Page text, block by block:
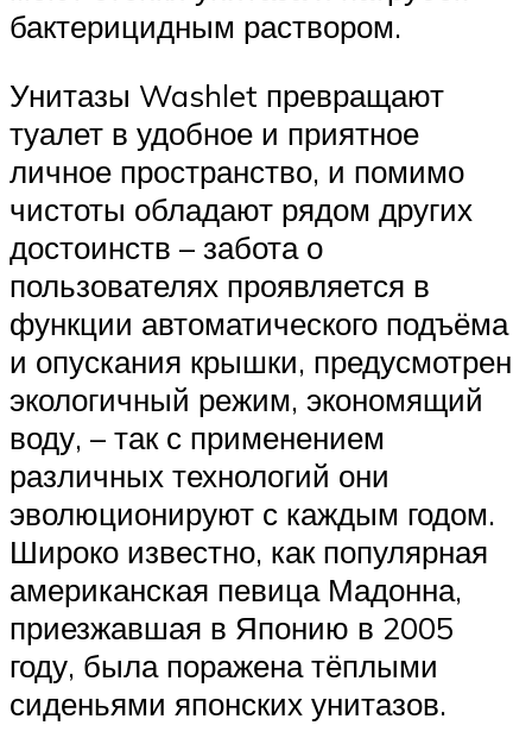
бактерицидным раствором.
Унитазы Washlet превращают
туалет в удобное и приятное
личное пространство, и помимо
чистоты обладают рядом других
достоинств – забота о
пользователях проявляется в
функции автоматического подъёма
и опускания крышки, предусмотрен
экологичный режим, экономящий
воду, – так с применением
различных технологий они
эволюционируют с каждым годом.
Широко известно, как популярная
американская певица Мадонна,
приезжавшая в Японию в 2005
году, была поражена тёплыми
сиденьями японских унитазов.